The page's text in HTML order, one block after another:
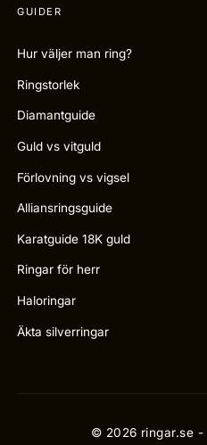
GUIDER
Hur väljer man ring?
Ringstorlek
Diamantguide
Guld vs vitguld
Förlovning vs vigsel
Alliansringsguide
Karatguide 18K guld
Ringar för herr
Haloringar
Äkta silverringar
© 2026 ringar.se -